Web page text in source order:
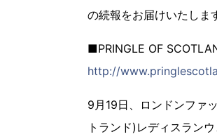
の続報をお届けいたしま
■PRINGLE OF
http://
9月19日、ロンドンファ
トランド)レディスラン